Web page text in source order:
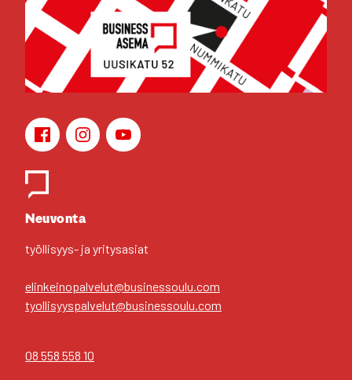
Face­bookIns­ta­gramYou­Tu­be
Neu­von­ta
työl­li­syys- ja yri­tys­asiat
elinkeinopalvelut@businessoulu.com
tyollisyyspalvelut@businessoulu.com
08 558 558 10